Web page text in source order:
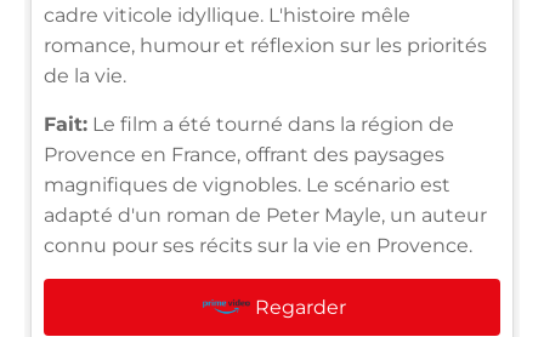
cadre viticole idyllique. L'histoire mêle
romance, humour et réflexion sur les priorités
de la vie.
Fait: Le film a été tourné dans la région de
Provence en France, offrant des paysages
magnifiques de vignobles. Le scénario est
adapté d'un roman de Peter Mayle, un auteur
connu pour ses récits sur la vie en Provence.
Regarder